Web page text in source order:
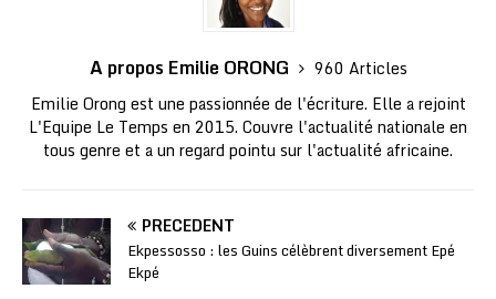
A propos Emilie ORONG
960 Articles
Emilie Orong est une passionnée de l'écriture. Elle a rejoint
L'Equipe Le Temps en 2015. Couvre l'actualité nationale en
tous genre et a un regard pointu sur l'actualité africaine.
PRÉCÉDENT
Ekpessosso : les Guins célèbrent diversement Epé
Ekpé